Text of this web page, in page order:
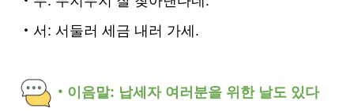
‧서: 서둘러 세금 내러 가세.
‧이음말: 납세자 여러분을 위한 날도 있다